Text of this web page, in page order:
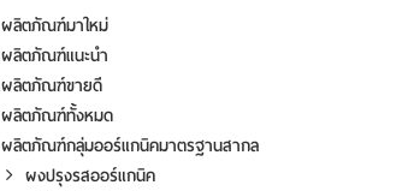
ผลิตภัณฑ์มาใหม่
ผลิตภัณฑ์แนะนำ
ผลิตภัณฑ์ขายดี
ผลิตภัณฑ์ทั้งหมด
ผลิตภัณฑ์กลุ่มออร์แกนิคมาตรฐานสากล
ผงปรุงรสออร์แกนิค